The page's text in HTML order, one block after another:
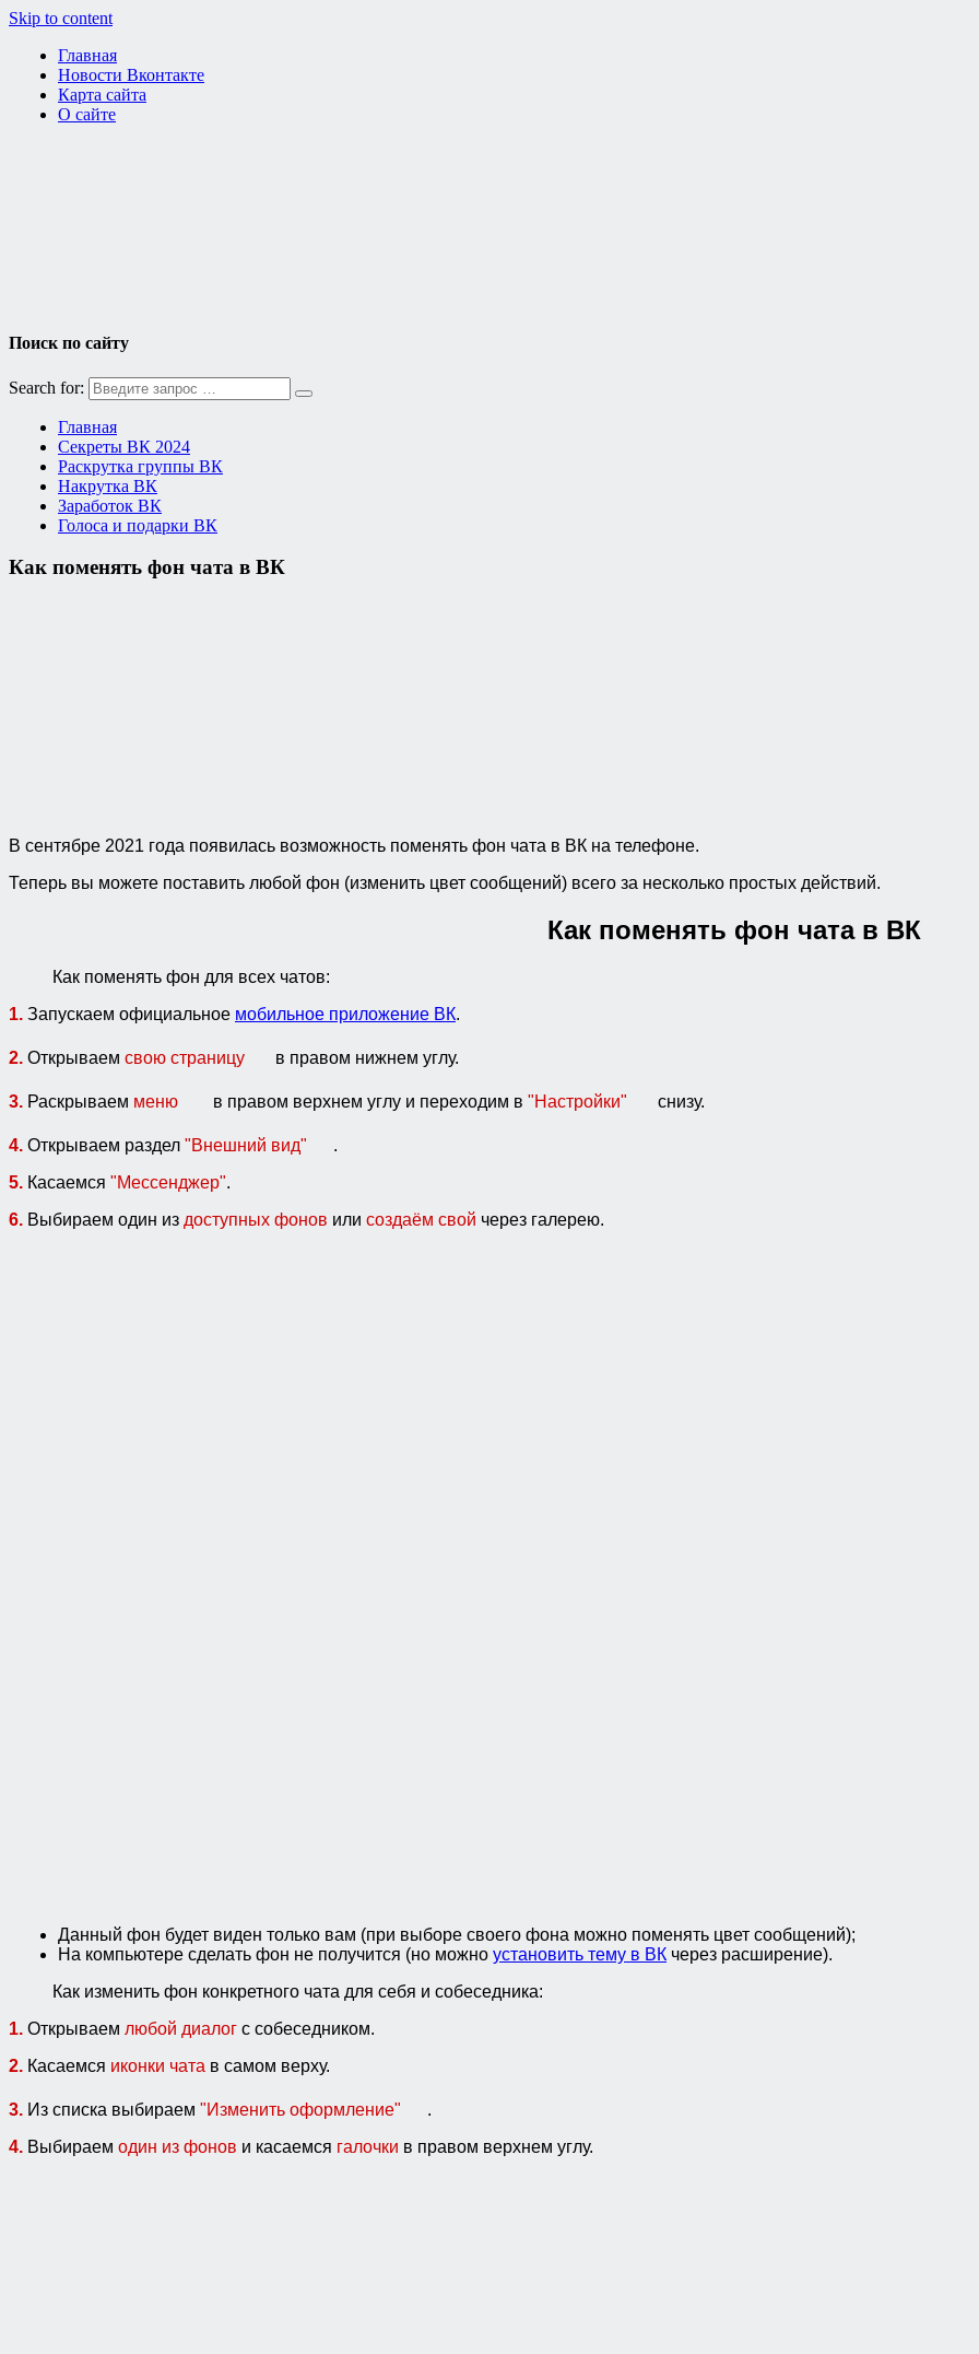
Skip to content
Главная
Новости Вконтакте
Карта сайта
О сайте
Поиск по сайту
Search for:
Главная
Секреты ВК 2024
Раскрутка группы ВК
Накрутка ВК
Заработок ВК
Голоса и подарки ВК
Как поменять фон чата в ВК
В сентябре 2021 года появилась возможность поменять фон чата в ВК на телефоне.
Теперь вы можете поставить любой фон (изменить цвет сообщений) всего за несколько простых действий.
Как поменять фон чата в ВК
Как поменять фон для всех чатов:
1. Запускаем официальное мобильное приложение ВК.
2. Открываем свою страницу в правом нижнем углу.
3. Раскрываем меню в правом верхнем углу и переходим в "Настройки" снизу.
4. Открываем раздел "Внешний вид"
.
5. Касаемся "Мессенджер".
6. Выбираем один из доступных фонов или создаём свой через галерею.
Данный фон будет виден только вам (при выборе своего фона можно поменять цвет сообщений);
На компьютере сделать фон не получится (но можно установить тему в ВК через расширение).
Как изменить фон конкретного чата для себя и собеседника:
1. Открываем любой диалог с собеседником.
2. Касаемся иконки чата в самом верху.
3. Из списка выбираем "Изменить оформление"
.
4. Выбираем один из фонов и касаемся галочки в правом верхнем углу.